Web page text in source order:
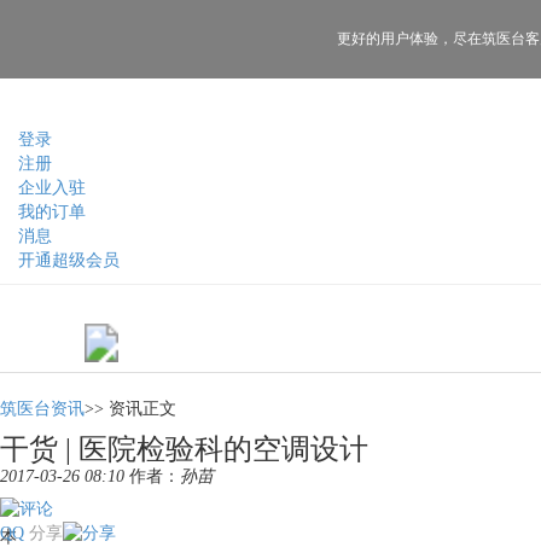
登录
注册
企业入驻
我的订单
消息
开通超级会员
更好的用户体验， 尽在筑医台
筑医台资讯>> 资讯正文
干货 | 医院检验科的空调设计
2017-03-26 08:10 作者： 孙苗
分享
QQ
本